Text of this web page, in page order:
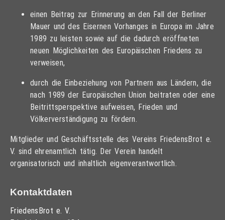
einen Beitrag zur Erinnerung an den Fall der Berliner
Mauer und des Eisernen Vorhanges in Europa im Jahre
1989 zu leisten sowie auf die dadurch eröffneten
neuen Möglichkeiten des Europäischen Friedens zu
verweisen,
durch die Einbeziehung von Partnern aus Ländern, die
nach 1989 der Europäischen Union beitraten oder eine
Beitrittsperspektive aufweisen, Frieden und
Völkerverständigung zu fördern.
Mitglieder und Geschäftsstelle des Vereins FriedensBrot e.
V. sind ehrenamtlich tätig. Der Verein handelt
organisatorisch und inhaltlich eigenverantwortlich.
Kontaktdaten
FriedensBrot e. V.